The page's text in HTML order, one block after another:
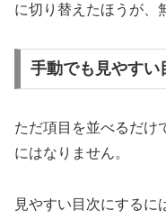
に切り替えたほうが、
手動でも見やすい
ただ項目を並べるだけ
にはなりません。
見やすい目次にするに